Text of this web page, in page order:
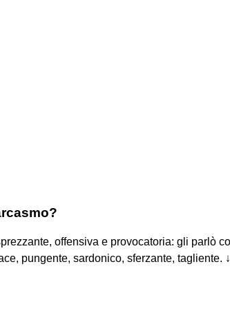
offensiva e provocatoria: gli parlò
pungente, sardonico, sferzante, tagliente.